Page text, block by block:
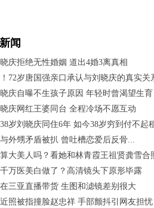
闻
庆拒绝无性婚姻 道出4婚3离真相
72岁唐国强亲口承认与刘晓庆的真实关
庆自曝不生孩子原因 年轻时曾渴望生育
庆网红王婆同台 全程冷场不愿互动
岁刘晓庆同住6年 如今38岁穷到付不起
外甥矛盾被扒 曾吐槽恋爱后反骨...
大美人吗？看她和林青霞王祖贤龚雪合
万医美白做了？高清镜头下原形毕露
三亚直播带货 生图和滤镜差别很大
照被指撞脸赵忠祥 手部颤抖引网友担忧